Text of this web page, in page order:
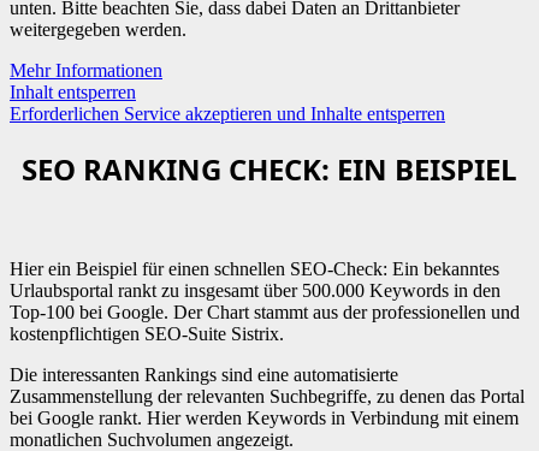
unten. Bitte beachten Sie, dass dabei Daten an Drittanbieter
weitergegeben werden.
Mehr Informationen
Inhalt entsperren
Erforderlichen Service akzeptieren und Inhalte entsperren
SEO RANKING CHECK: EIN BEISPIEL
Hier ein Beispiel für einen schnellen SEO-Check: Ein bekanntes
Urlaubsportal rankt zu insgesamt über 500.000 Keywords in den
Top-100 bei Google. Der Chart stammt aus der professionellen und
kostenpflichtigen SEO-Suite Sistrix.
Die interessanten Rankings sind eine automatisierte
Zusammenstellung der relevanten Suchbegriffe, zu denen das Portal
bei Google rankt. Hier werden Keywords in Verbindung mit einem
monatlichen Suchvolumen angezeigt.